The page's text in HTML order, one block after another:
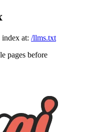
index at: /llms.txt
pages before